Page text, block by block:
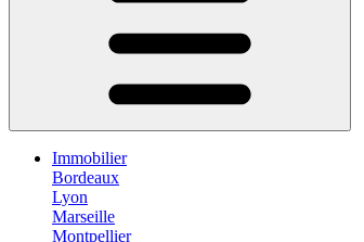
Immobilier
Bordeaux
Lyon
Marseille
Montpellier